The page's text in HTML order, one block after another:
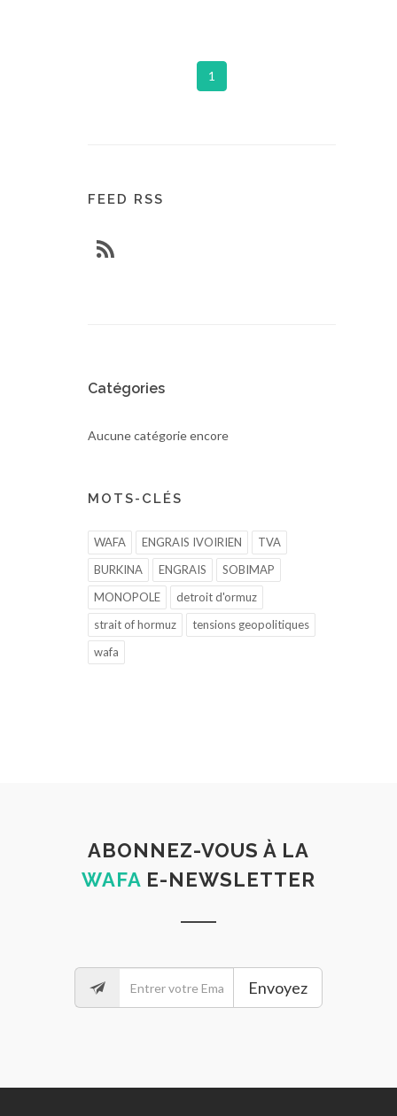
1
FEED RSS
Catégories
Aucune catégorie encore
MOTS-CLÉS
WAFA ENGRAIS IVOIRIEN
TVA
BURKINA
ENGRAIS
SOBIMAP
MONOPOLE
detroit d'ormuz
strait of hormuz
tensions geopolitiques
wafa
ABONNEZ-VOUS À LA
WAFA E-NEWSLETTER
Envoyez